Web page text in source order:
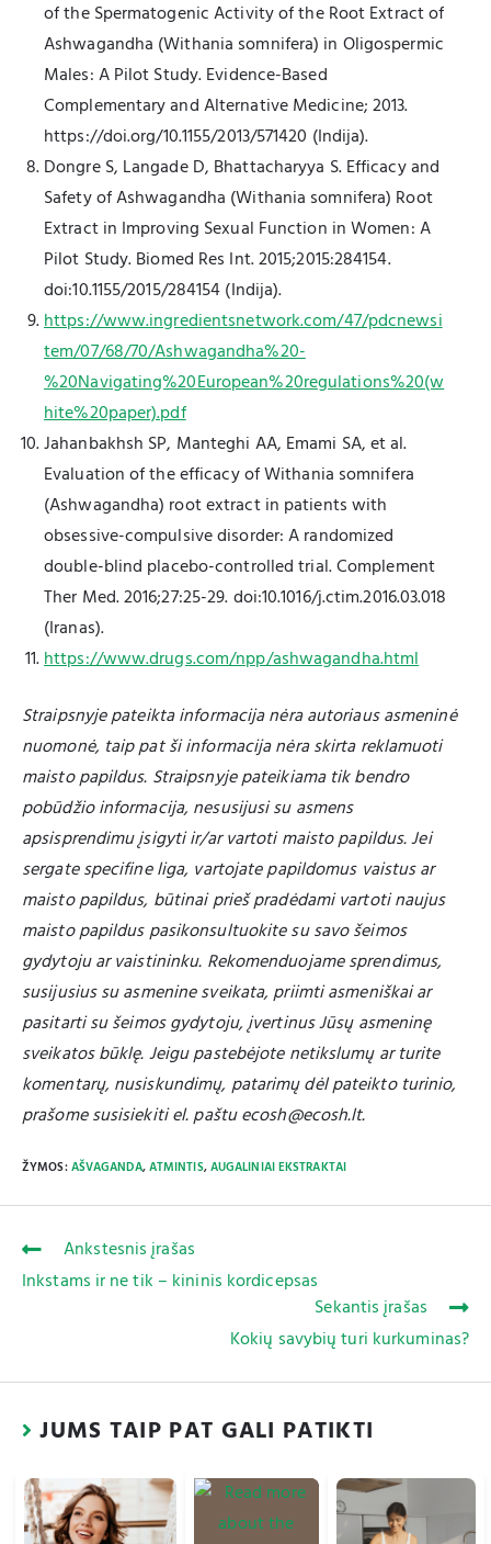
of the Spermatogenic Activity of the Root Extract of
Ashwagandha (Withania somnifera) in Oligospermic
Males: A Pilot Study. Evidence-Based
Complementary and Alternative Medicine; 2013.
https://doi.org/10.1155/2013/571420 (Indija).
Dongre S, Langade D, Bhattacharyya S. Efficacy and
Safety of Ashwagandha (Withania somnifera) Root
Extract in Improving Sexual Function in Women: A
Pilot Study. Biomed Res Int. 2015;2015:284154.
doi:10.1155/2015/284154 (Indija).
https://www.ingredientsnetwork.com/47/pdcnewsi
tem/07/68/70/Ashwagandha%20-
%20Navigating%20European%20regulations%20(w
hite%20paper).pdf
Jahanbakhsh SP, Manteghi AA, Emami SA, et al.
Evaluation of the efficacy of Withania somnifera
(Ashwagandha) root extract in patients with
obsessive-compulsive disorder: A randomized
double-blind placebo-controlled trial. Complement
Ther Med. 2016;27:25-29. doi:10.1016/j.ctim.2016.03.018
(Iranas).
https://www.drugs.com/npp/ashwagandha.html
Straipsnyje pateikta informacija nėra autoriaus asmeninė
nuomonė, taip pat ši informacija nėra skirta reklamuoti
maisto papildus. Straipsnyje pateikiama tik bendro
pobūdžio informacija, nesusijusi su asmens
apsisprendimu įsigyti ir/ar vartoti maisto papildus. Jei
sergate specifine liga, vartojate papildomus vaistus ar
maisto papildus, būtinai prieš pradėdami vartoti naujus
maisto papildus pasikonsultuokite su savo šeimos
gydytoju ar vaistininku. Rekomenduojame sprendimus,
susijusius su asmenine sveikata, priimti asmeniškai ar
pasitarti su šeimos gydytoju, įvertinus Jūsų asmeninę
sveikatos būklę. Jeigu pastebėjote netikslumų ar turite
komentarų, nusiskundimų, patarimų dėl pateikto turinio,
prašome susisiekiti el. paštu ecosh@ecosh.lt.
ŽYMOS:AŠVAGANDA,ATMINTIS,AUGALINIAI EKSTRAKTAI
Ankstesnis įrašas
Inkstams ir ne tik – kininis kordicepsas
Sekantis įrašas
Kokių savybių turi kurkuminas?
JUMS TAIP PAT GALI PATIKTI